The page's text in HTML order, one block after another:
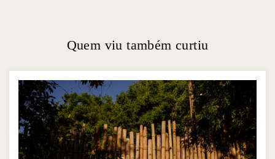
Quem viu também curtiu